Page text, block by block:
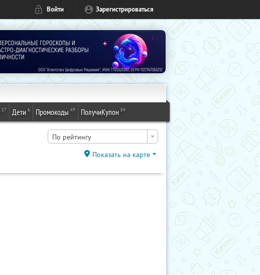
Войти Зарегистрироваться
17 Дети 6 Промокоды 49 ПолучиКупон 84
По рейтингу
Показать на карте